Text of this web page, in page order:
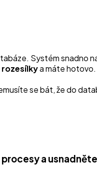
Systém
a máte hotovo.
se bát, že do
a